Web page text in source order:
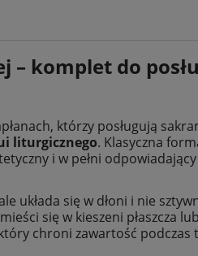
– komplet do
którzy posługują
liturgicznego. Klasyczna
i w pełni
układa się w dłoni i nie
się w kieszeni płaszcza
chroni zawartość podczas